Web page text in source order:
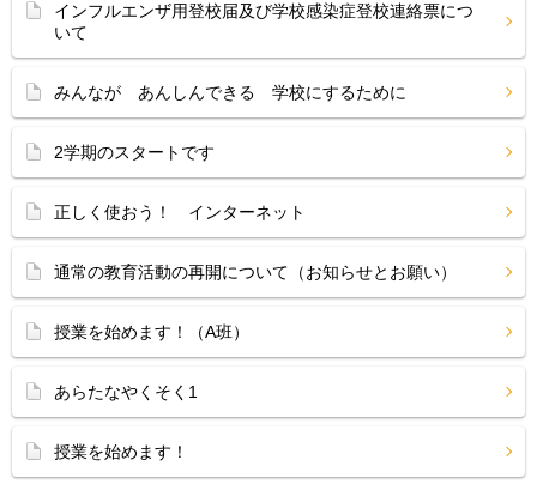
インフルエンザ用登校届及び学校感染症登校連絡票につ
いて
みんなが あんしんできる 学校にするために
2学期のスタートです
正しく使おう！ インターネット
通常の教育活動の再開について（お知らせとお願い）
授業を始めます！（A班）
あらたなやくそく1
授業を始めます！